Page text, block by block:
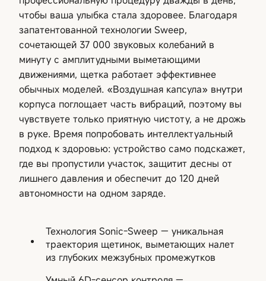
чтобы ваша улыбка стала здоровее. Благодаря
запатентованной технологии Sweep,
сочетающей 37 000 звуковых колебаний в
минуту с амплитудными выметающими
движениями, щетка работает эффективнее
обычных моделей. «Воздушная капсула» внутри
корпуса поглощает часть вибраций, поэтому вы
чувствуете только приятную чистоту, а не дрожь
в руке. Время попробовать интеллектуальный
подход к здоровью: устройство само подскажет,
где вы пропустили участок, защитит десны от
лишнего давления и обеспечит до 120 дней
автономности на одном заряде.
Технология Sonic-Sweep — уникальная
траектория щетинок, выметающих налет
из глубоких межзубных промежутков